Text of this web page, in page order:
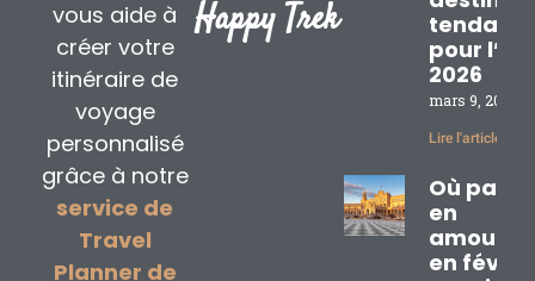
vous aide à
créer votre
itinéraire de
voyage
personnalisé
grâce à notre
service de
Travel
Planner de
Happy Trek
pour
2026
mars 9, 2026
Lire l'article »
Où partir
en
en